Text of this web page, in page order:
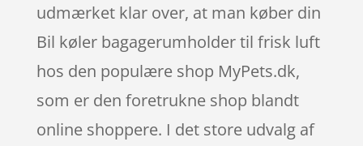
udmærket klar over, at man køber din
Bil køler bagagerumholder til frisk luft
hos den populære shop MyPets.dk,
som er den foretrukne shop blandt
online shoppere. I det store udvalg af